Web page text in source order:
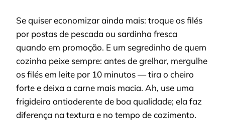
Se quiser economizar ainda mais: troque os filés
por postas de pescada ou sardinha fresca
quando em promoção. E um segredinho de quem
cozinha peixe sempre: antes de grelhar, mergulhe
os filés em leite por 10 minutos — tira o cheiro
forte e deixa a carne mais macia. Ah, use uma
frigideira antiaderente de boa qualidade; ela faz
diferença na textura e no tempo de cozimento.